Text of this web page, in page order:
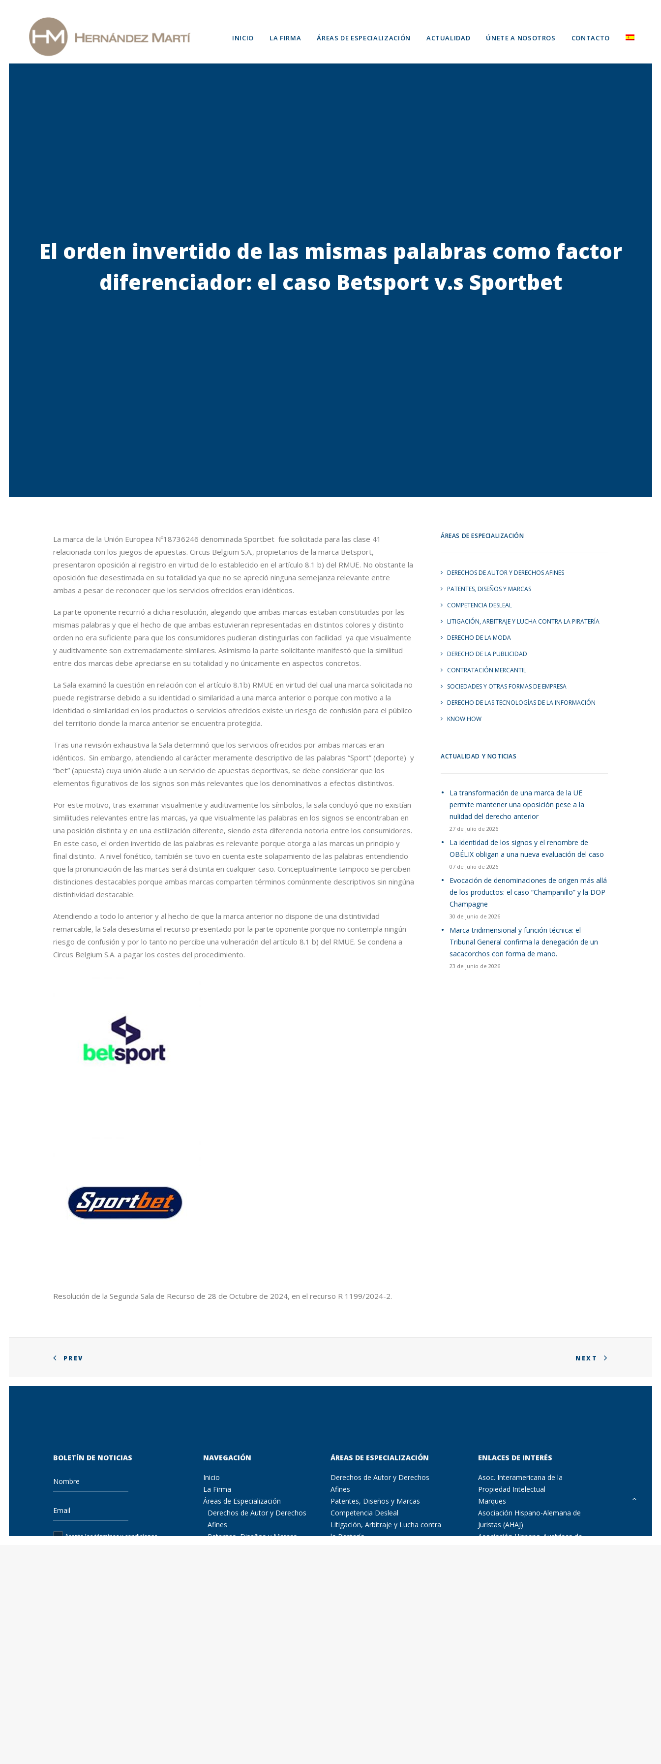
INICIO LA FIRMA ÁREAS DE ESPECIALIZACIÓN ACTUALIDAD ÚNETE A NOSOTROS CONTACTO
El orden invertido de las mismas palabras como factor
diferenciador: el caso Betsport v.s Sportbet
La marca de la Unión Europea Nº18736246 denominada Sportbet fue solicitada para las clase 41
relacionada con los juegos de apuestas. Circus Belgium S.A., propietarios de la marca Betsport,
presentaron oposición al registro en virtud de lo establecido en el artículo 8.1 b) del RMUE. No obstante la
oposición fue desestimada en su totalidad ya que no se apreció ninguna semejanza relevante entre
ambas a pesar de reconocer que los servicios ofrecidos eran idénticos.
La parte oponente recurrió a dicha resolución, alegando que ambas marcas estaban constituidas por las
mismas palabras y que el hecho de que ambas estuvieran representadas en distintos colores y distinto
orden no era suficiente para que los consumidores pudieran distinguirlas con facilidad ya que visualmente
y auditivamente son extremadamente similares. Asimismo la parte solicitante manifestó que la similitud
entre dos marcas debe apreciarse en su totalidad y no únicamente en aspectos concretos.
La Sala examinó la cuestión en relación con el artículo 8.1b) RMUE en virtud del cual una marca solicitada no
puede registrarse debido a su identidad o similaridad a una marca anterior o porque con motivo a la
identidad o similaridad en los productos o servicios ofrecidos existe un riesgo de confusión para el público
del territorio donde la marca anterior se encuentra protegida.
Tras una revisión exhaustiva la Sala determinó que los servicios ofrecidos por ambas marcas eran
idénticos. Sin embargo, atendiendo al carácter meramente descriptivo de las palabras “Sport” (deporte) y
“bet” (apuesta) cuya unión alude a un servicio de apuestas deportivas, se debe considerar que los
elementos figurativos de los signos son más relevantes que los denominativos a efectos distintivos.
Por este motivo, tras examinar visualmente y auditivamente los símbolos, la sala concluyó que no existían
similitudes relevantes entre las marcas, ya que visualmente las palabras en los signos se encontraban en
una posición distinta y en una estilización diferente, siendo esta diferencia notoria entre los consumidores.
En este caso, el orden invertido de las palabras es relevante porque otorga a las marcas un principio y
final distinto. A nivel fonético, también se tuvo en cuenta este solapamiento de las palabras entendiendo
que la pronunciación de las marcas será distinta en cualquier caso. Conceptualmente tampoco se perciben
distinciones destacables porque ambas marcas comparten términos comúnmente descriptivos sin ningúna
distintividad destacable.
Atendiendo a todo lo anterior y al hecho de que la marca anterior no dispone de una distintividad
remarcable, la Sala desestima el recurso presentado por la parte oponente porque no contempla ningún
riesgo de confusión y por lo tanto no percibe una vulneración del artículo 8.1 b) del RMUE. Se condena a
Circus Belgium S.A. a pagar los costes del procedimiento.
Resolución de la Segunda Sala de Recurso de 28 de Octubre de 2024, en el recurso R 1199/2024-2.
ÁREAS DE ESPECIALIZACIÓN
DERECHOS DE AUTOR Y DERECHOS AFINES
PATENTES, DISEÑOS Y MARCAS
COMPETENCIA DESLEAL
LITIGACIÓN, ARBITRAJE Y LUCHA CONTRA LA PIRATERÍA
DERECHO DE LA MODA
DERECHO DE LA PUBLICIDAD
CONTRATACIÓN MERCANTIL
SOCIEDADES Y OTRAS FORMAS DE EMPRESA
DERECHO DE LAS TECNOLOGÍAS DE LA INFORMACIÓN
KNOW HOW
ACTUALIDAD Y NOTICIAS
La transformación de una marca de la UE
permite mantener una oposición pese a la
nulidad del derecho anterior
27 de julio de 2026
La identidad de los signos y el renombre de
OBÉLIX obligan a una nueva evaluación del caso
07 de julio de 2026
Evocación de denominaciones de origen más allá
de los productos: el caso “Champanillo” y la DOP
Champagne
30 de junio de 2026
Marca tridimensional y función técnica: el
Tribunal General confirma la denegación de un
sacacorchos con forma de mano.
23 de junio de 2026
PREV NEXT
BOLETÍN DE NOTICIAS
Acepto los términos y condiciones
NAVEGACIÓN
Inicio
La Firma
Áreas de Especialización
Derechos de Autor y Derechos
Afines
Patentes, Diseños y Marcas
ÁREAS DE ESPECIALIZACIÓN
Derechos de Autor y Derechos
Afines
Patentes, Diseños y Marcas
Competencia Desleal
Litigación, Arbitraje y Lucha contra
la Piratería
ENLACES DE INTERÉS
Asoc. Interamericana de la
Propiedad Intelectual
Marques
Asociación Hispano-Alemana de
Juristas (AHAJ)
Asociación Hispano-Austríaca de